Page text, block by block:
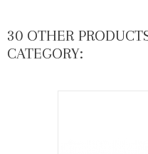
30 OTHER
CATEGORY: